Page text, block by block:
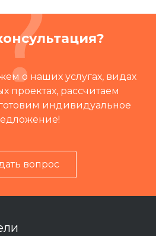
о наших услугах, видах
проектах, рассчитаем
индивидуальное
вопрос